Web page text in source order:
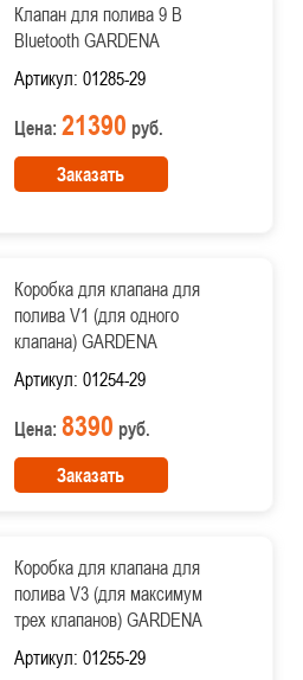
Клапан для полива 9 В
Bluetooth GARDENA
Артикул: 01285-29
Цена: 21390 руб.
Заказать
Коробка для клапана для
полива V1 (для одного
клапана) GARDENA
Артикул: 01254-29
Цена: 8390 руб.
Заказать
Коробка для клапана для
полива V3 (для максимум
трех клапанов) GARDENA
Артикул: 01255-29